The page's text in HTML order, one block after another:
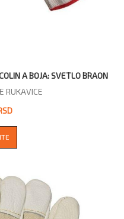
A BOJA: SVETLO BRAON
RUKAVICE